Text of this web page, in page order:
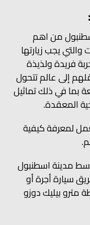
من اهم
يجب زيارتها
فريدة ولذيذة
إلى عالم تتحول
بما في ذلك تماثيل
المعقدة.
لمعرفة كيفية
30 كم من وسط مدينة اسطنبول
سيارة أجرة أو
مترو بيليك دوزو